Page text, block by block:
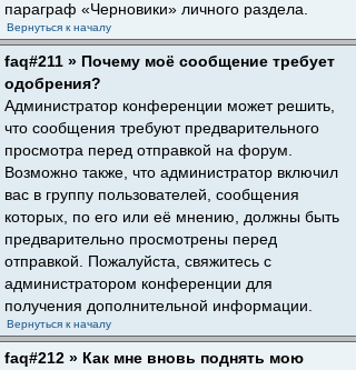
параграф «Черновики» личного раздела.
Вернуться к началу
faq#211 » Почему моё сообщение требует
одобрения?
Администратор конференции может решить,
что сообщения требуют предварительного
просмотра перед отправкой на форум.
Возможно также, что администратор включил
вас в группу пользователей, сообщения
которых, по его или её мнению, должны быть
предварительно просмотрены перед
отправкой. Пожалуйста, свяжитесь с
администратором конференции для
получения дополнительной информации.
Вернуться к началу
faq#212 » Как мне вновь поднять мою